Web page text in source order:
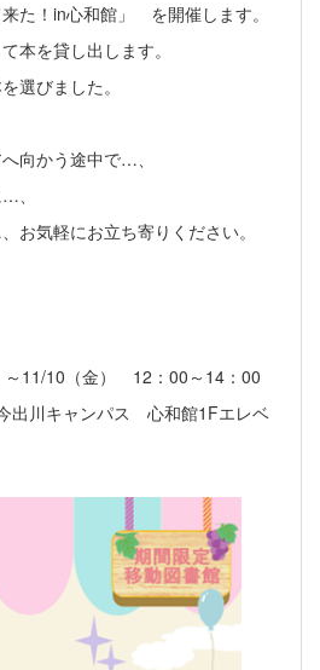
来た！in心和館」 を開催します。
本を貸し出します。
選びました。
向かう途中で…、
、
お気軽にお立ち寄りください。
～11/10（金） 12：00～14：00
出川キャンパス 心和館1Fエレベ